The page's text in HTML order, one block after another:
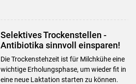
Selektives Trockenstellen -
Antibiotika sinnvoll einsparen!
Die Trockenstehzeit ist für Milchkühe eine
wichtige Erholungsphase, um wieder fit in
eine neue Laktation starten zu können.